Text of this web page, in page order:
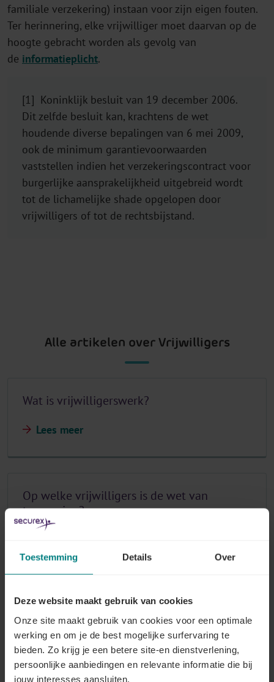
Toestemming Details Over
Deze website maakt gebruik van cookies
Onze site maakt gebruik van cookies voor een optimale
werking en om je de best mogelijke surfervaring te
bieden. Zo krijg je een betere site-en dienstverlening,
persoonlijke aanbiedingen en relevante informatie die bij
jouw interesses aansluiten.
familiale verzekering) instaan voor zijn eigen fouten.
Ter herinnering, elke vrijwilliger moet daarvan op de
hoogte gebracht worden als gevolg van
de informatieplicht.
[1] Koninklijk besluit van 19 december 2006.
Dit zelfde besluit kan, krachtens de wet
houdende diverse bepalingen van 6 mei 2009,
ook de minimum garantievoorwaarden
vaststellen indien het verzekeringscontract voor
burgerlijke aansprakelijkheid uitgebreid wordt
tot de lichamelijke shade opgelopen door
vrijwilligers of tot de rechtsbijstand.
Alle artikelen over Vrijwilligers
Wat is vrijwilligerswerk?
Lees meer
Op welke vrijwilligers is de wet van
toepassing?
Waaruit bestaat de informatieplicht?
Lees meer